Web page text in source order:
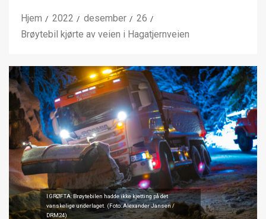
Hjem 2022 desember
26
Brøytebil kjørte av veien i Hagatjernveien
I GRØFTA: Brøytebilen hadde ikke kjetting på det
vanskelige underlaget. (Foto: Alexander Jansen /
DRM24)